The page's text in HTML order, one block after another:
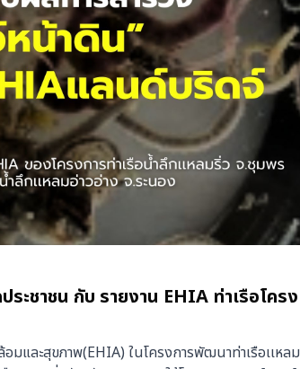
ะชาชน กับ รายงาน EHIA ท่าเรือโครง
มและสุขภาพ(EHIA) ในโครงการพัฒนาท่าเรือเเหลม